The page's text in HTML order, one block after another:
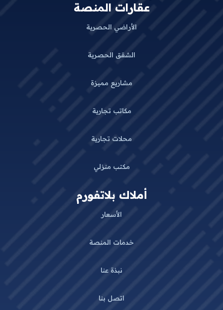
عقارات المنصة
الأراضي الحصرية
الشقق الحصرية
مشاريع مميزة
مكاتب تجارية
محلات تجارية
مكتب منزلي
أملاك بلاتفورم
الأسعار
خدمات المنصة
نبذة عنا
اتصل بنا